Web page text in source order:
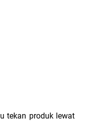
tekan produk lewat